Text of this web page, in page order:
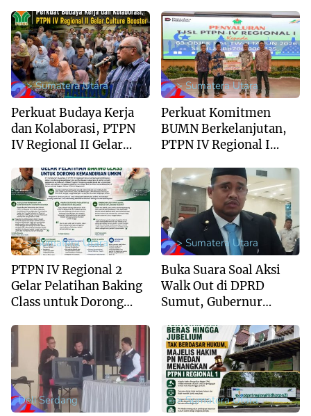
--> Sumatera Utara
Perkuat Budaya Kerja
dan Kolaborasi, PTPN
IV Regional II Gelar
--> Sumatera Utara
Perkuat Komitmen
BUMN Berkelanjutan,
PTPN IV Regional I
Triwulan II 2026
--> Sumatera Utara
PTPN IV Regional 2
Gelar Pelatihan Baking
Class untuk Dorong
--> Sumatera Utara
Buka Suara Soal Aksi
Walk Out di DPRD
Sumut, Gubernur
Rangkaian Paripurna
Sudah Selesai
Deli Serdang --> Sumatera Utara